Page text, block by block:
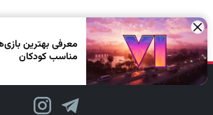
×
مناسب کودکان
دنبال کن، لبخند بزن!